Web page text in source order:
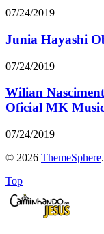
07/24/2019
Junia Hayashi
07/24/2019
Wilian
Oficial MK
07/24/2019
© 2026 ThemeSphere
Top